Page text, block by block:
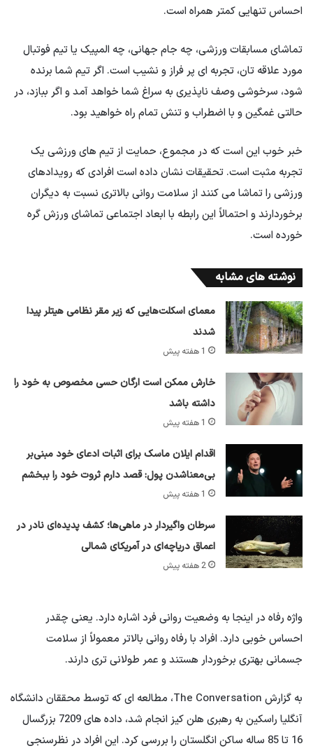
احساس تنهایی کمتر همراه است.
تماشای مسابقات ورزشی، چه جام جهانی، چه المپیک یا تیم فوتبال
مورد علاقه تان، تجربه ای پر فراز و نشیب است. اگر تیم شما برنده
شود، سرخوشی وصف ناپذیری به سراغ شما خواهد آمد و اگر ببازد، در
حالتی غمگین و با اضطراب و تنش تمام راه خواهید بود.
خبر خوب این است که در مجموع، حمایت از تیم های ورزشی یک
تجربه مثبت است. تحقیقات نشان داده است افرادی که رویدادهای
ورزشی را تماشا می کنند از سلامت روانی بالاتری نسبت به دیگران
برخوردارند و احتمالاً این رابطه با ابعاد اجتماعی تماشای ورزش گره
خورده است.
نوشته های مشابه
معمای اسکلت‌هایی که زیر مقر نظامی هیتلر پیدا
شدند
1 هفته پیش
خارش ممکن است ارگان حسی مخصوص به خود را
داشته باشد
1 هفته پیش
اقدام ایلان ماسک برای اثبات ادعای خود مبنی‌بر
بی‌معناشدن پول: قصد دارم ثروت خود را ببخشم
1 هفته پیش
سرطان واگیردار در ماهی‌ها؛ کشف پدیده‌ای نادر در
اعماق دریاچه‌ای در آمریکای شمالی
2 هفته پیش
واژه رفاه در اینجا به وضعیت روانی فرد اشاره دارد. یعنی چقدر
احساس خوبی دارد. افراد با رفاه روانی بالاتر معمولاً از سلامت
جسمانی بهتری برخوردار هستند و عمر طولانی تری دارند.
به گزارش The Conversation، مطالعه ای که توسط محققان دانشگاه
آنگلیا راسکین به رهبری هلن کیز انجام شد، داده های 7209 بزرگسال
16 تا 85 ساله ساکن انگلستان را بررسی کرد. این افراد در نظرسنجی